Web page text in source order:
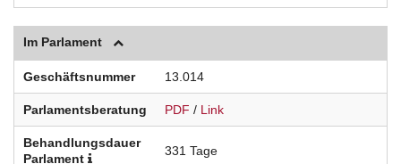
Im Parlament
Geschäftsnummer 13.014
Parlamentsberatung PDF / Link
Behandlungsdauer
Parlament
331 Tage